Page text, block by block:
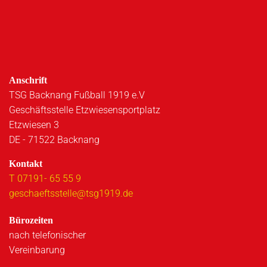
Anschrift
TSG Backnang Fußball 1919 e.V
Geschäftsstelle Etzwiesensportplatz
Etzwiesen 3
DE - 71522 Backnang
Kontakt
T 07191- 65 55 9
geschaeftsstelle@tsg1919.de
Bürozeiten
nach telefonischer
Vereinbarung